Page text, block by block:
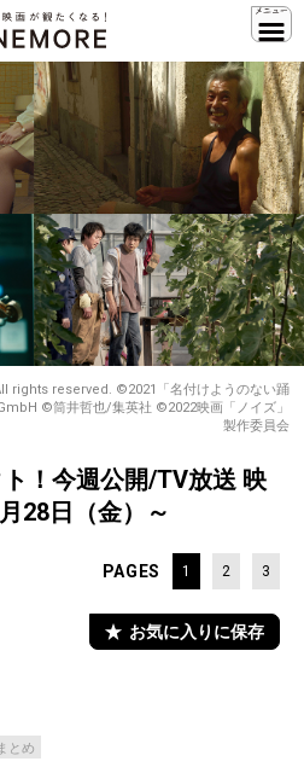
rights reserved. ©2021「名付けようのない踊
©筒井哲也/集英社 ©2022映画「ノイズ」
製作委員会
ト！今週公開/TV放送 映
28日（金）～
PAGES 1 2 3
お気に入りに保存
とめ